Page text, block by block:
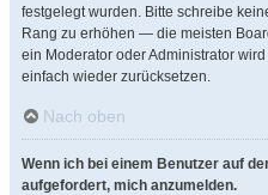
festgelegt wurden. Bitte schreibe
Rang zu erhöhen — die meisten
ein Moderator oder Administrator
einfach wieder zurücksetzen.
Nach oben
Wenn ich bei einem Benutzer auf
aufgefordert, mich anzumelden.